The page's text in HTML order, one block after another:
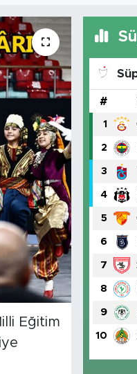
Eğitim
#
1
2
3
4
5
6
7
8
9
10